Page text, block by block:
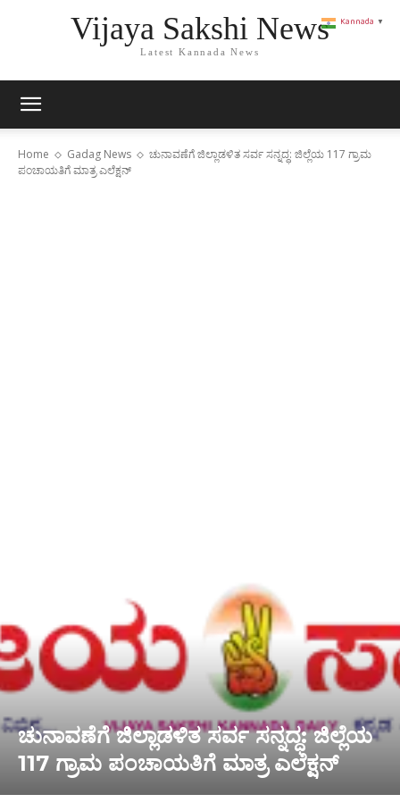
Vijaya Sakshi News
Latest Kannada News
Home Gadag News
ಚುನಾವಣೆಗೆ ಜಿಲ್ಲಾಡಳಿತ ಸರ್ವ ಸನ್ನದ್ಧ: ಜಿಲ್ಲೆಯ 117 ಗ್ರಾಮ
ಪಂಚಾಯತಿಗೆ ಮಾತ್ರ ಎಲೆಕ್ಷನ್
ಚುನಾವಣೆಗೆ ಜಿಲ್ಲಾಡಳಿತ ಸರ್ವ ಸನ್ನದ್ಧ: ಜಿಲ್ಲೆಯ
117 ಗ್ರಾಮ ಪಂಚಾಯತಿಗೆ ಮಾತ್ರ ಎಲೆಕ್ಷನ್
Kannada ▼